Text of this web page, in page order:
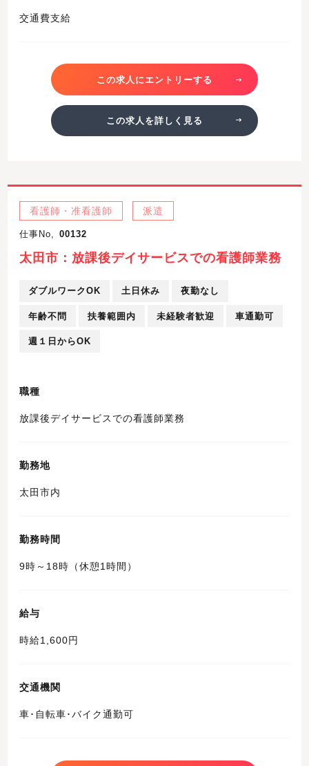
交通費支給
この求人にエントリーする
この求人を詳しく見る
看護師・准看護師 派遣
仕事No, 00132
太田市：放課後デイサービスでの看護師業務
ダブルワークOK 土日休み 夜勤なし
年齢不問 扶養範囲内 未経験者歓迎 車通勤可
週１日からOK
職種
放課後デイサービスでの看護師業務
勤務地
太田市内
勤務時間
9時～18時（休憩1時間）
給与
時給1,600円
交通機関
車･自転車･バイク通勤可